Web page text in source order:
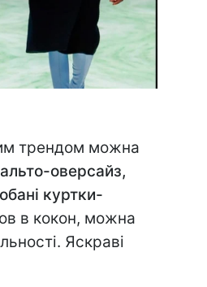
трендом можна
оверсайз,
куртки-
в кокон, можна
Яскраві